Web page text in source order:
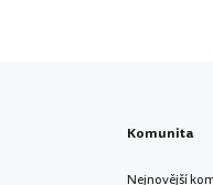
Komunita
Nejnovější